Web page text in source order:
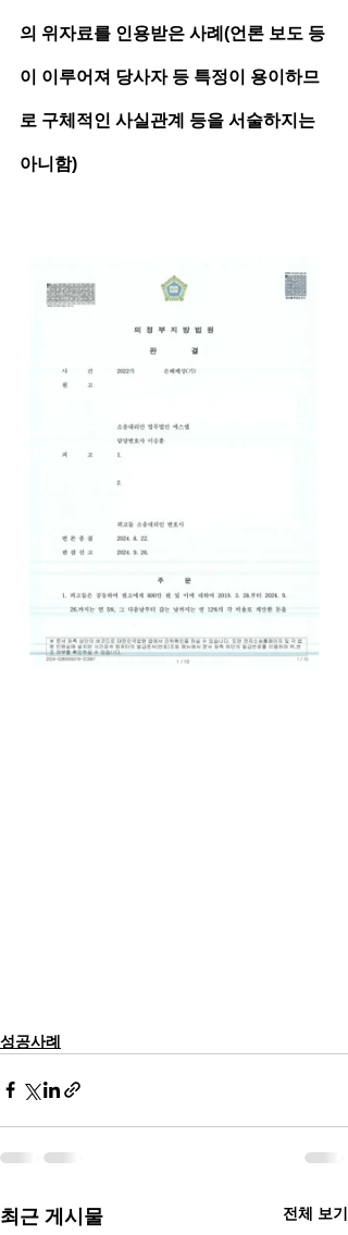
의 위자료를 인용받은 사례(언론 보도 등
이 이루어져 당사자 등 특정이 용이하므
로 구체적인 사실관계 등을 서술하지는
아니함)
성공사례
최근 게시물 전체 보기